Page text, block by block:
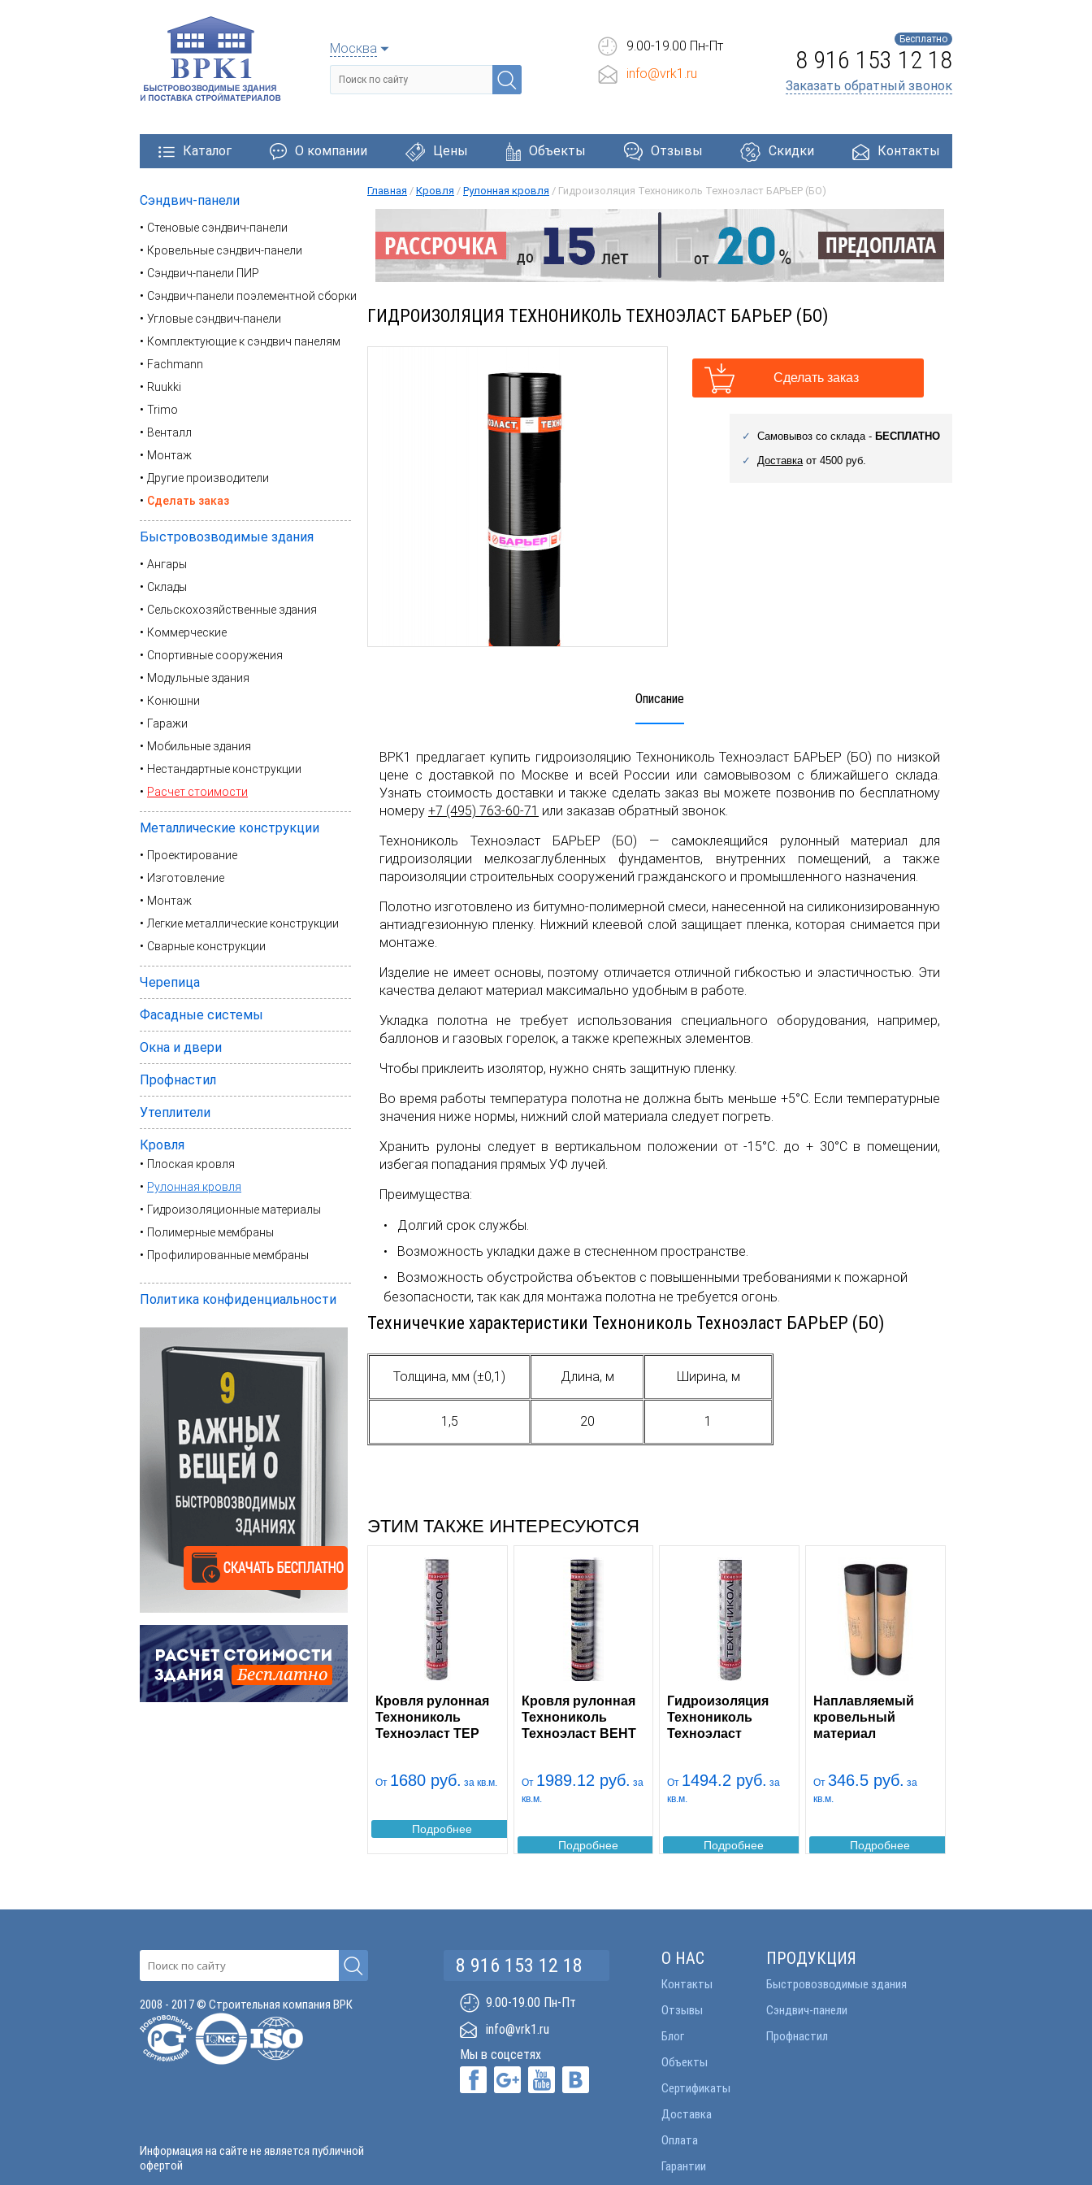
Черепица Фасадные системы Окна и двери Профнастил Утеплители
Москва
9.00-19.00 Пн-Пт
info@vrk1.ru
Бесплатно
8 916 153 12 18
Заказать обратный звонок
Каталог О компании Цены Объекты Отзывы Скидки Контакты
Сэндвич-панели
Стеновые сэндвич-панели
Кровельные сэндвич-панели
Сэндвич-панели ПИР
Сэндвич-панели поэлементной сборки
Угловые сэндвич-панели
Комплектующие к сэндвич панелям
Fachmann
Ruukki
Trimo
Венталл
Монтаж
Другие производители
Сделать заказ
Быстровозводимые здания
Ангары
Склады
Сельскохозяйственные здания
Коммерческие
Спортивные сооружения
Модульные здания
Конюшни
Гаражи
Мобильные здания
Нестандартные конструкции
Расчет стоимости
Металлические конструкции
Проектирование
Изготовление
Монтаж
Легкие металлические конструкции
Сварные конструкции
Черепица
Фасадные системы
Окна и двери
Профнастил
Утеплители
Кровля
Плоская кровля
Рулонная кровля
Гидроизоляционные материалы
Полимерные мембраны
Профилированные мембраны
Политика конфиденциальности
Главная / Кровля / Рулонная кровля / Гидроизоляция Технониколь Техноэласт БАРЬЕР (БО)
ГИДРОИЗОЛЯЦИЯ ТЕХНОНИКОЛЬ ТЕХНОЭЛАСТ БАРЬЕР (БО)
Сделать заказ
Самовывоз со склада - БЕСПЛАТНО
Доставкаот 4500 руб.
Описание
ВРК1 предлагает купить гидроизоляцию Технониколь Техноэласт БАРЬЕР (БО) по низкой
цене с доставкой по Москве и всей России или самовывозом с ближайшего склада.
Узнать стоимость доставки и также сделать заказ вы можете позвонив по бесплатному
номеру +7 (495) 763-60-71 или заказав обратный звонок.
Технониколь Техноэласт БАРЬЕР (БО) — самоклеящийся рулонный материал для
гидроизоляции мелкозаглубленных фундаментов, внутренних помещений, а также
пароизоляции строительных сооружений гражданского и промышленного назначения.
Полотно изготовлено из битумно-полимерной смеси, нанесенной на силиконизированную
антиадгезионную пленку. Нижний клеевой слой защищает пленка, которая снимается при
монтаже.
Изделие не имеет основы, поэтому отличается отличной гибкостью и эластичностью. Эти
качества делают материал максимально удобным в работе.
Укладка полотна не требует использования специального оборудования, например,
баллонов и газовых горелок, а также крепежных элементов.
Чтобы приклеить изолятор, нужно снять защитную пленку.
Во время работы температура полотна не должна быть меньше +5°С. Если температурные
значения ниже нормы, нижний слой материала следует погреть.
Хранить рулоны следует в вертикальном положении от -15°С. до + 30°С в помещении,
избегая попадания прямых УФ лучей.
Преимущества:
Долгий срок службы.
Возможность укладки даже в стесненном пространстве.
Возможность обустройства объектов с повышенными требованиями к пожарной
безопасности, так как для монтажа полотна не требуется огонь.
Техничечкие характеристики Технониколь Техноэласт БАРЬЕР (БО)
Толщина, мм (±0,1) Длина, м Ширина, м
1,5 20 1
ЭТИМ ТАКЖЕ ИНТЕРЕСУЮТСЯ
Кровля рулонная
Технониколь
Техноэласт ТЕР
От 1680 руб. за кв.м.
Подробнее
Кровля рулонная
Технониколь
Техноэласт ВЕНТ
От 1989.12 руб. за
кв.м.
Подробнее
Гидроизоляция
Технониколь
Техноэласт
От 1494.2 руб. за
кв.м.
Подробнее
Наплавляемый
кровельный
материал
От346.5 руб. за
кв.м.
Подробнее
2008 - 2017 © Строительная компания ВРК
Информация на сайте не является публичной
офертой
8 916 153 12 18
9.00-19.00 Пн-Пт
info@vrk1.ru
Мы в соцсетях
О НАС
Контакты
Отзывы
Блог
Объекты
Сертификаты
Доставка
Оплата
Гарантии
ПРОДУКЦИЯ
Быстровозводимые здания
Сэндвич-панели
Профнастил